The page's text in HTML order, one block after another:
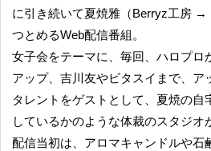
に引き続いて夏焼雅（Berryz工房 →
つとめるWeb配信番組。
女子会をテーマに、毎回、ハロプロ
アップ、吉川友やビタスイまで、ア
タレントをゲストとして、夏焼の自
しているかのような体裁のスタジオ
配信当初は、アロマキャンドルや石